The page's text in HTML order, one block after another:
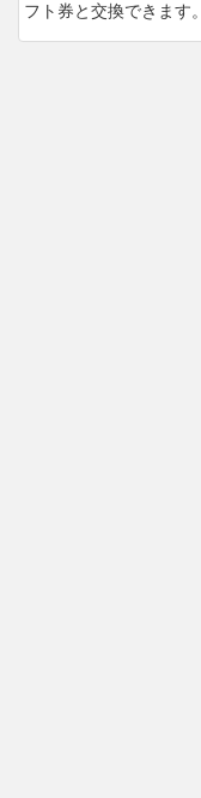
フト券と交換できます。